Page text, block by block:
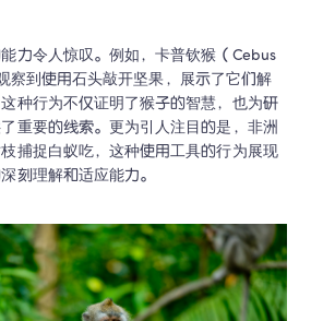
力令人惊叹。例如，卡普钦猴（Cebus
察到使用石头敲开坚果，展示了它们解
种行为不仅证明了猴子的智慧，也为研
重要的线索。更为引人注目的是，非洲
捕捉白蚁吃，这种使用工具的行为展现
刻理解和适应能力。